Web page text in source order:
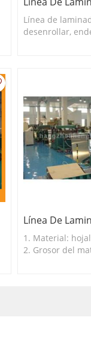
Línea de
desenrollar,
Línea De
1. Material:
2. Grosor del